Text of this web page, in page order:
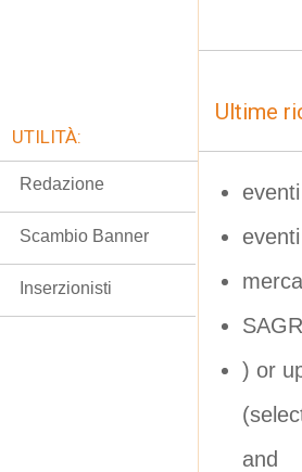
Ultime
) or
and
UTILITÀ:
Redazione
Scambio Banner
Inserzionisti